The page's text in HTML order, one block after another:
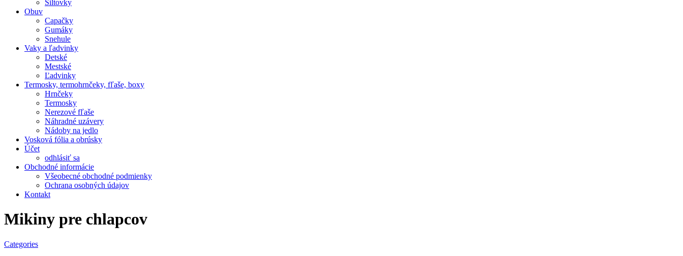
Šiltovky
Obuv
Capačky
Gumáky
Snehule
Vaky a ľadvinky
Detské
Mestské
Ľadvinky
Termosky, termohrnčeky, fľaše, boxy
Hrnčeky
Termosky
Nerezové fľaše
Náhradné uzávery
Nádoby na jedlo
Vosková fólia a obrúsky
Účet
odhlásiť sa
Obchodné informácie
Všeobecné obchodné podmienky
Ochrana osobných údajov
Kontakt
Mikiny pre chlapcov
Categories